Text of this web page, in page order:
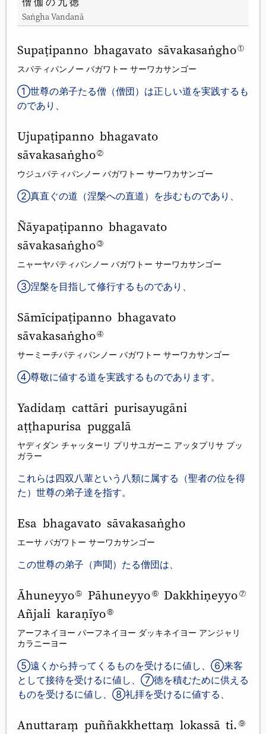
Saṅgha Vandanā
Supaṭipanno bhagavato sāvakasaṅgho①
スパティパンノー バガワトー サーワカサンゴー
①世尊の弟子たる僧（僧団）は正しい道を実践するも
のであり、
Ujupaṭipanno bhagavato
sāvakasaṅgho②
ウジュパティパンノー バガワトー サーワカサンゴー
②真直ぐの道（涅槃への直道）を歩むものであり、
Ñāyapaṭipanno bhagavato
sāvakasaṅgho③
ニャーヤパティパンノー バガワトー サーワカサンゴー
③涅槃を目指して修行するものであり、
Sāmīcipaṭipanno bhagavato
sāvakasaṅgho④
サーミーチパティパンノー バガワトー サーワカサンゴー
④尊敬に値する道を実践するものであります。
Yadidaṃ cattāri purisayugāni
aṭṭhapurisa puggalā
ヤディダン チャッターリ プリサユガーニ アッタプリサ プッ
ガラー
これらは四双八輩という八類に属する（聖者の位を得
た）世尊の弟子達を指す。
Esa bhagavato sāvakasaṅgho
エーサ バガワトー サーワカサンゴー
この世尊の弟子（声聞）たる僧団は、
Āhuneyyo⑤ Pāhuneyyo ⑥Dakkhiṇeyyo ⑦
Añjali karaṇīyo⑧
アーフネイヨー パーフネイヨー ダッキネイヨー アンジャリ
カラニーヨー
⑤遠くから持ってくるものを受けるに値し、⑥来客
として接待を受けるに値し、⑦徳を積むために供える
ものを受けるに値し、⑧礼拝を受けるに値する、
Anuttaraṃ puññakkhettaṃ lokassā ti. ⑨